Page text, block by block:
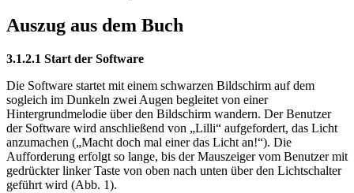
Auszug aus dem Buch
3.1.2.1 Start der Software
Die Software startet mit einem schwarzen Bildschirm auf dem
sogleich im Dunkeln zwei Augen begleitet von einer
Hintergrundmelodie über den Bildschirm wandern. Der Benutzer
der Software wird anschließend von „Lilli“ aufgefordert, das Licht
anzumachen („Macht doch mal einer das Licht an!“). Die
Aufforderung erfolgt so lange, bis der Mauszeiger vom Benutzer mit
gedrückter linker Taste von oben nach unten über den Lichtschalter
geführt wird (Abb. 1).